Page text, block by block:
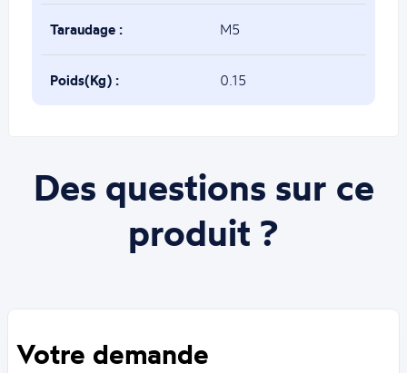
Taraudage : M5
Poids(Kg) : 0.15
Des questions sur ce
produit ?
Votre demande